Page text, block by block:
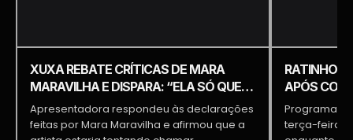
XUXA REBATE CRÍTICAS DE MARA
MARAVILHA E DISPARA: “ELA SÓ QUER
APARECER”
Apresentadora respondeu às declarações
feitas por Mara Maravilha e afirmou que a
RATINHO É
APÓS
PIQUILO
Programa
terça-feira